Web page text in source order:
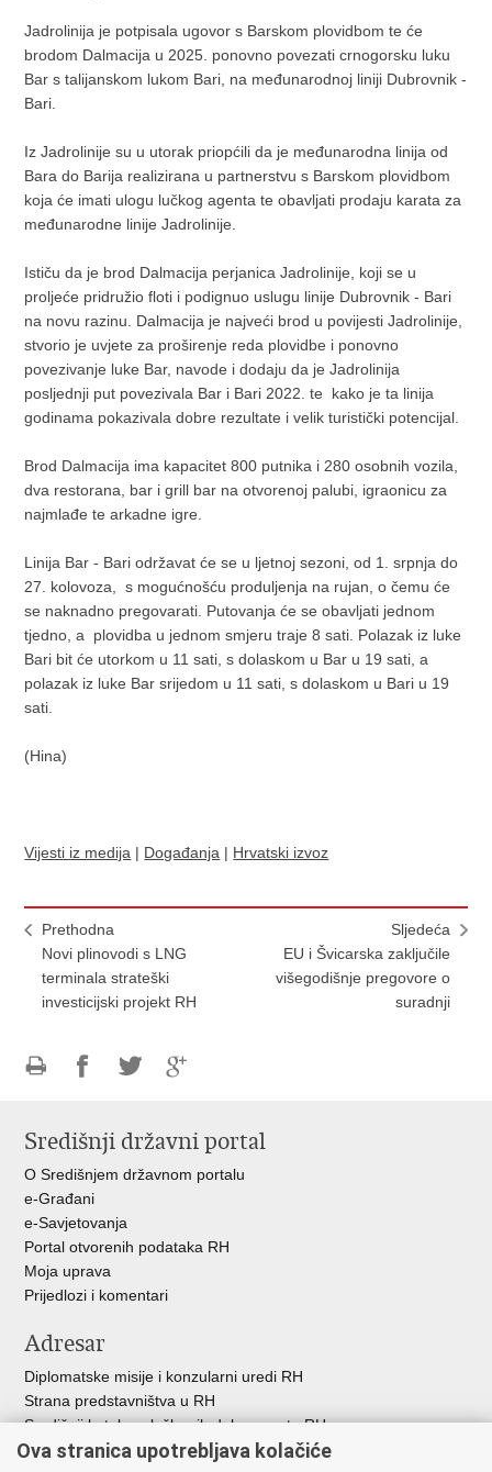
Jadrolinija je potpisala ugovor s Barskom plovidbom te će
brodom Dalmacija u 2025. ponovno povezati crnogorsku luku
Bar s talijanskom lukom Bari, na međunarodnoj liniji Dubrovnik -
Bari.
Iz Jadrolinije su u utorak priopćili da je međunarodna linija od
Bara do Barija realizirana u partnerstvu s Barskom plovidbom
koja će imati ulogu lučkog agenta te obavljati prodaju karata za
međunarodne linije Jadrolinije.
Ističu da je brod Dalmacija perjanica Jadrolinije, koji se u
proljeće pridružio floti i podignuo uslugu linije Dubrovnik - Bari
na novu razinu. Dalmacija je najveći brod u povijesti Jadrolinije,
stvorio je uvjete za proširenje reda plovidbe i ponovno
povezivanje luke Bar, navode i dodaju da je Jadrolinija
posljednji put povezivala Bar i Bari 2022. te kako je ta linija
godinama pokazivala dobre rezultate i velik turistički potencijal.
Brod Dalmacija ima kapacitet 800 putnika i 280 osobnih vozila,
dva restorana, bar i grill bar na otvorenoj palubi, igraonicu za
najmlađe te arkadne igre.
Linija Bar - Bari održavat će se u ljetnoj sezoni, od 1. srpnja do
27. kolovoza, s mogućnošću produljenja na rujan, o čemu će
se naknadno pregovarati. Putovanja će se obavljati jednom
tjedno, a plovidba u jednom smjeru traje 8 sati. Polazak iz luke
Bari bit će utorkom u 11 sati, s dolaskom u Bar u 19 sati, a
polazak iz luke Bar srijedom u 11 sati, s dolaskom u Bari u 19
sati.
(Hina)
Vijesti iz medija | Događanja | Hrvatski izvoz
Prethodna
Novi plinovodi s LNG
terminala strateški
investicijski projekt RH
Sljedeća
EU i Švicarska zaključile
višegodišnje pregovore o
suradnji
FacebookuTwitteruGoogle
Središnji državni portal
O Središnjem državnom portalu
e-Građani
e-Savjetovanja
Portal otvorenih podataka RH
Moja uprava
Prijedlozi i komentari
Adresar
Diplomatske misije i konzularni uredi RH
Strana predstavništva u RH
Središnji katalog službenih dokumenata RH
Adresar tijela javne vlasti
Ova stranica upotrebljava kolačiće